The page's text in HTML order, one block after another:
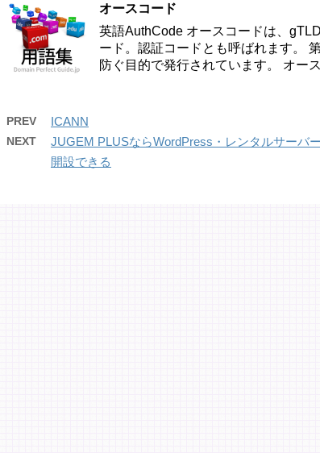
オースコード
英語AuthCode オースコードは、
ード。認証コードとも呼ばれます。
防ぐ目的で発行されています。 オー
PREV ICANN
NEXT
JUGEM PLUSならWordPress・レンタルサーバ
開設できる